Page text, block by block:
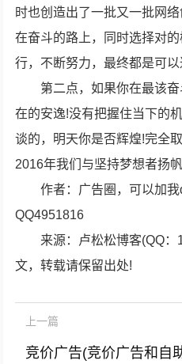
时也创造出了一批又一批网
在奋斗的路上，同时选择对
行，不断努力，最终都是可以
第二点，如果你在最该
在的安逸!没有把握住当下的
谈的，明天你是否辉煌!完全
2016年我们与坚持梦想者扬帆
作者：广告圈，可以加
QQ4951816
来源：卢松松博客(QQ
文，转载请保留出处!
上一篇
竞价广告(竞价广告和自